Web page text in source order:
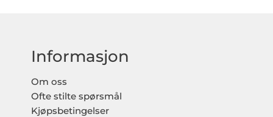
Informasjon
Om oss
Ofte stilte spørsmål
Kjøpsbetingelser